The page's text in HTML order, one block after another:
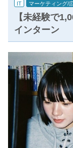
IT マーケティング/
【未経験で
インターン